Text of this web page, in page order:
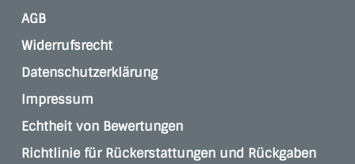
AGB
Widerrufsrecht
Datenschutzerklärung
Impressum
Echtheit von Bewertungen
Richtlinie für Rückerstattungen und Rückgaben